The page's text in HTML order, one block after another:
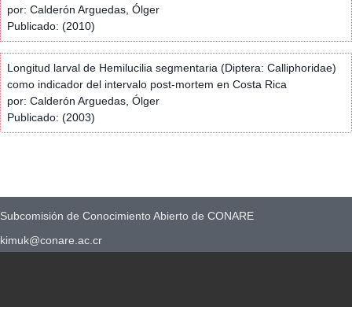
por: Calderón Arguedas, Ólger
Publicado: (2010)
Longitud larval de Hemilucilia segmentaria (Diptera: Calliphoridae)
como indicador del intervalo post-mortem en Costa Rica
por: Calderón Arguedas, Ólger
Publicado: (2003)
Subcomisión de Conocimiento Abierto de CONARE
kimuk@conare.ac.cr